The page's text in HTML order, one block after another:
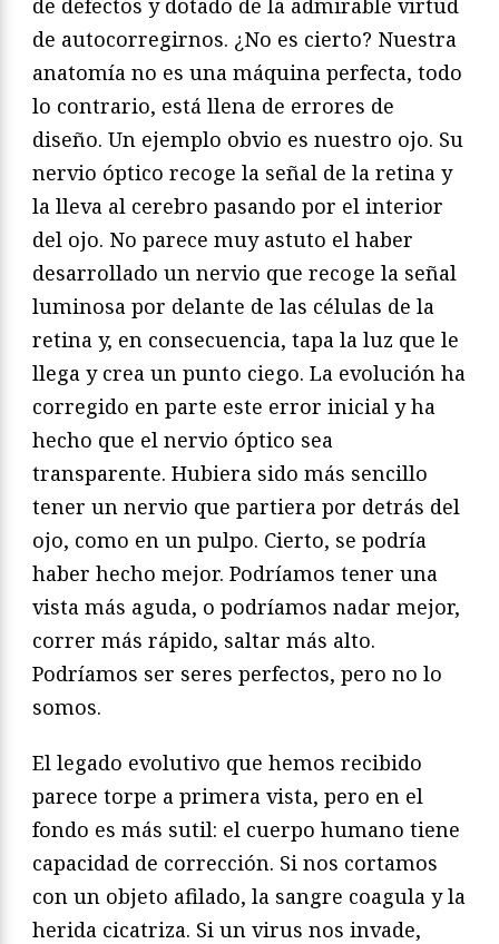
de autocorregirnos. ¿No es cierto? Nuestra
anatomía no es una máquina perfecta, todo
lo contrario, está llena de errores de
diseño. Un ejemplo obvio es nuestro ojo. Su
nervio óptico recoge la señal de la retina y
la lleva al cerebro pasando por el interior
del ojo. No parece muy astuto el haber
desarrollado un nervio que recoge la señal
luminosa por delante de las células de la
retina y, en consecuencia, tapa la luz que le
llega y crea un punto ciego. La evolución ha
corregido en parte este error inicial y ha
hecho que el nervio óptico sea
transparente. Hubiera sido más sencillo
tener un nervio que partiera por detrás del
ojo, como en un pulpo. Cierto, se podría
haber hecho mejor. Podríamos tener una
vista más aguda, o podríamos nadar mejor,
correr más rápido, saltar más alto.
Podríamos ser seres perfectos, pero no lo
somos.
El legado evolutivo que hemos recibido
parece torpe a primera vista, pero en el
fondo es más sutil: el cuerpo humano tiene
capacidad de corrección. Si nos cortamos
con un objeto afilado, la sangre coagula y la
herida cicatriza. Si un virus nos invade,